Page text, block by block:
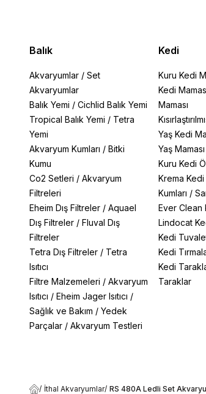
Balık
Akvaryumlar / Set
Akvaryumlar
Balık Yemi / Cichlid Balık Yemi
Tropical Balık Yemi / Tetra
Yemi
Akvaryum Kumları / Bitki
Kumu
Co2 Setleri / Akvaryum
Filtreleri
Eheim Dış Filtreler / Aquael
Dış Filtreler / Fluval Dış
Filtreler
Tetra Dış Filtreler / Tetra
Isıtıcı
Filtre Malzemeleri / Akvaryum
Isıtıcı / Eheim Jager Isıtıcı /
Sağlık ve Bakım / Yedek
Parçalar / Akvaryum Testleri
Kedi
Kuru Kedi
Kedi
Maması
Yaş Kedi
Yaş Maması
Kuru Kedi
Krema
Kumları /
Ever Clean
Lindocat
Kedi
Kedi
Kedi
Taraklar
/ İthal Akvaryumlar/ RS 480A Ledli Set